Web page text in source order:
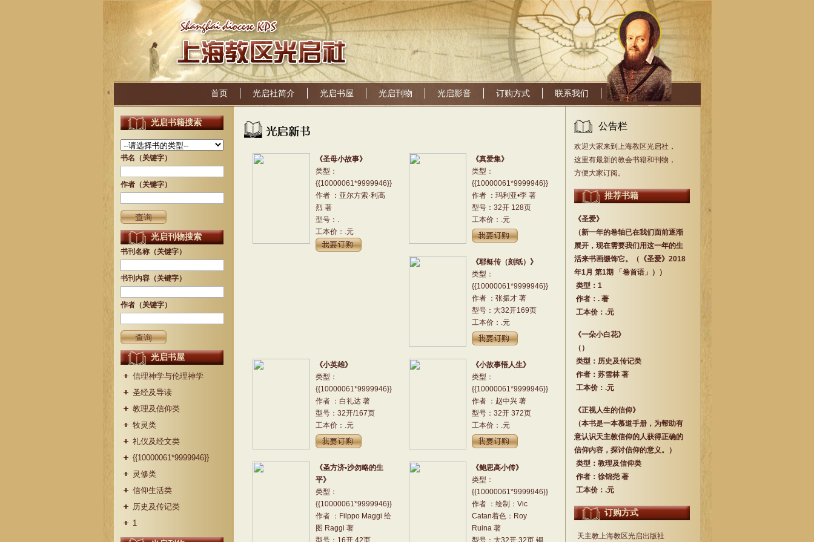
首页 光启社简介 光启书屋 光启刊物 光启影音 订购方式 联系我们
光启书籍搜索
书名（关键字）
作者（关键字）
光启刊物搜索
书刊名称（关键字）
书刊内容（关键字）
作者（关键字）
光启书屋
信理神学与伦理神学
圣经及导读
教理及信仰类
牧灵类
礼仪及经文类
{{10000061*9999946}}
灵修类
信仰生活类
历史及传记类
1
《圣母小故事》
类型：
{{10000061*9999946}}
作者 ：亚尔方索·利高
烈 著
型号：.
工本价：.元
《真爱集》
类型：
{{10000061*9999946}}
作者 ：玛利亚•李 著
型号：32开 128页
工本价：.元
《耶稣传（刻纸）》
类型：
{{10000061*9999946}}
作者 ：张振才 著
型号：大32开169页
工本价：.元
《小英雄》
类型：
{{10000061*9999946}}
作者 ：白礼达 著
型号：32开/167页
工本价：.元
《小故事悟人生》
类型：
{{10000061*9999946}}
作者 ：赵中兴 著
型号：32开 372页
工本价：.元
《圣方济•沙勿略的生
平》
类型：
{{10000061*9999946}}
作者 ：Filppo Maggi 绘
图 Raggi 著
型号：16开 42页
《鲍思高小传》
类型：
{{10000061*9999946}}
作者 ：绘制：Vic
Catan着色：Roy
Ruina 著
型号：大32开 32页 铜
公告栏
欢迎大家来到上海教区光启社，
这里有最新的教会书籍和刊物，
方便大家订阅。
推荐书籍
《圣爱》
（新一年的卷轴已在我们面前逐渐
展开，现在需要我们用这一年的生
活来书画缀饰它。（《圣爱》2018
年1月 第1期 「卷首语」））
类型：1
作者：. 著
工本价：.元
《一朵小白花》
（）
类型：历史及传记类
作者：苏雪林 著
工本价：.元
《正视人生的信仰》
（本书是一本慕道手册，为帮助有
意认识天主教信仰的人获得正确的
信仰内容，探讨信仰的意义。）
类型：教理及信仰类
作者：徐锦尧 著
工本价：.元
订购方式
天主教上海教区光启出版社